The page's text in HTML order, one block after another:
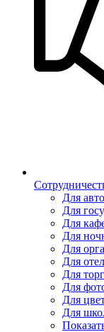
Для
Для
Для
Для
Для
Для
Для
Для
Для
Для